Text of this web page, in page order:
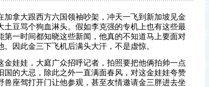
加拿大跟西方六国领袖吵架，冲天一飞到新加坡见金
土豆骂个狗血淋头。假如李克强的专机上也有这些最
第一时间都知晓这些新闻，他真的不知道马上要面对
因此金三下飞机后满头大汗，不是虚惊。
金娃娃，大庭广众招呼记者，拍照要把他俩拍帅一点
国的大忌，除此之外一直满面春风，对这金娃娃夸赞
兽座驾打开门让他参观，甚至友情邀请金三胖进去坐